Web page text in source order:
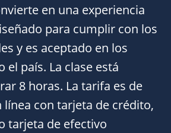
en una experiencia
para cumplir con los
y es aceptado en los
país. La clase está
8 horas. La tarifa es de
línea con tarjeta de crédito,
tarjeta de efectivo